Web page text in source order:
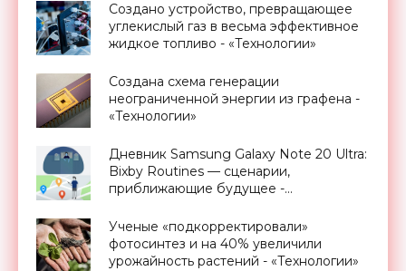
Создано устройство, превращающее
углекислый газ в весьма эффективное
жидкое топливо - «Технологии»
Создана схема генерации
неограниченной энергии из графена -
«Технологии»
Дневник Samsung Galaxy Note 20 Ultra:
Bixby Routines — сценарии,
приближающие будущее -
Ученые «подкорректировали»
фотосинтез и на 40% увеличили
урожайность растений - «Технологии»